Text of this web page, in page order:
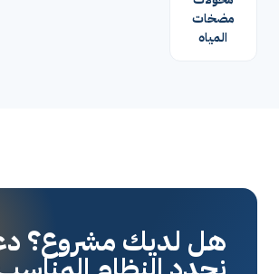
مضخات
المياه
هل لديك مشروع؟